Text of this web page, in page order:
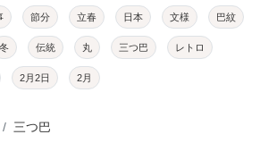
節分 立春 日本 文様 巴紋
冬 伝統 丸 三つ巴 レトロ
2月2日 2月
三つ巴